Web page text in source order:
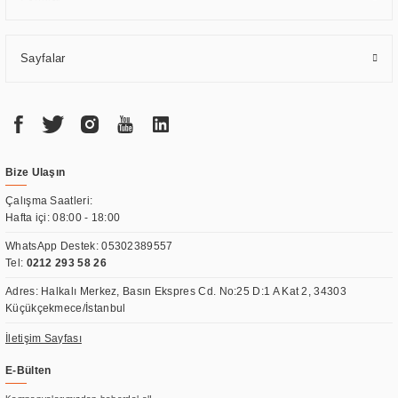
Sayfalar
Bize Ulaşın
Çalışma Saatleri:
Hafta içi: 08:00 - 18:00
WhatsApp Destek:05302389557
Tel: 0212 293 58 26
Adres: Halkalı Merkez, Basın Ekspres Cd. No:25 D:1 A Kat 2, 34303
Küçükçekmece/İstanbul
İletişim Sayfası
E-Bülten